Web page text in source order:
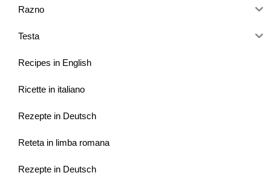
Razno
Testa
Recipes in English
Ricette in italiano
Rezepte in Deutsch
Reteta in limba romana
Rezepte in Deutsch